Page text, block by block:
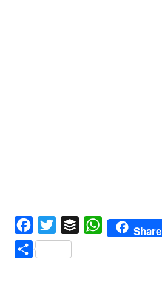
Facebook
Twitter Buffer WhatsAppShare
Compartir